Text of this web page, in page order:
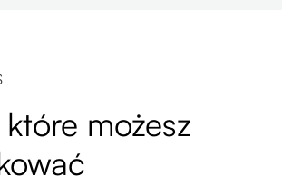
możesz